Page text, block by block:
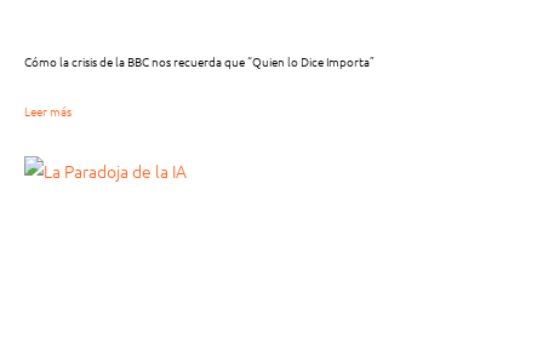
Cómo la crisis de la BBC nos recuerda que “Quien lo Dice Importa”
Leer más